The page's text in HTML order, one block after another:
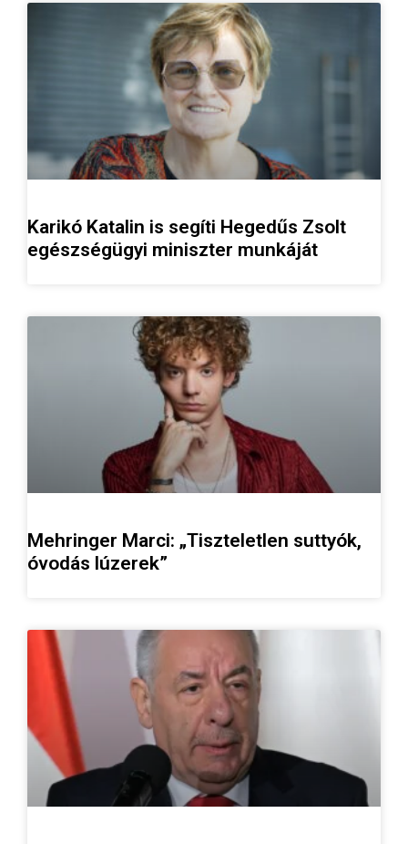
Karikó Katalin is segíti Hegedűs Zsolt
egészségügyi miniszter munkáját
Mehringer Marci: „Tiszteletlen suttyók,
óvodás lúzerek”